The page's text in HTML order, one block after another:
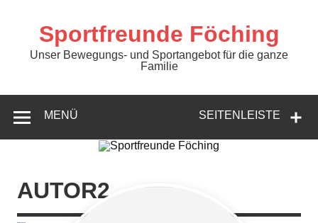
springenSportfreunde Föching
Unser Bewegungs- und Sportangebot für die ganze
Familie
SEITENLEISTE
MENÜ
AUTOR2